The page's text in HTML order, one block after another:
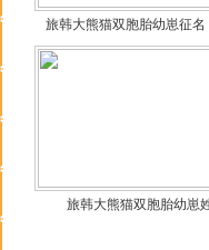
旅韩大熊猫双胞胎幼崽征名
旅韩大熊猫双胞胎幼崽